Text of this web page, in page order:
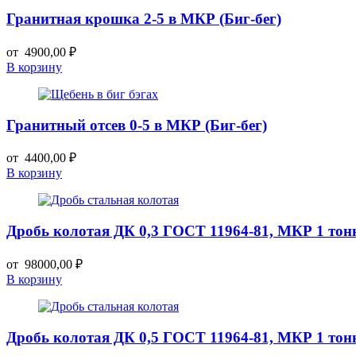
Гранитная крошка 2-5 в МКР (Биг-бег)
от 4900,00 ₽
В корзину
Гранитный отсев 0-5 в МКР (Биг-бег)
от 4400,00 ₽
В корзину
Дробь колотая ДК 0,3 ГОСТ 11964-81, МКР 1
от 98000,00 ₽
В корзину
Дробь колотая ДК 0,5 ГОСТ 11964-81, МКР 1